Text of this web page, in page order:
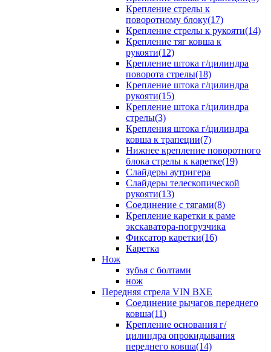
Крепление стрелы к
поворотному блоку(17)
Крепление стрелы к рукояти(14)
Крепление тяг ковша к
рукояти(12)
Крепление штока г/цилиндра
поворота стрелы(18)
Крепление штока г/цилиндра
рукояти(15)
Крепление штока г/цилиндра
стрелы(3)
Крепления штока г/цилиндра
ковша к трапеции(7)
Нижнее крепление поворотного
блока стрелы к каретке(19)
Слайдеры аутригера
Слайдеры телескопической
рукояти(13)
Соединение с тягами(8)
Крепление каретки к раме
экскаватора-погрузчика
Фиксатор каретки(16)
Каретка
Нож
зубья с болтами
нож
Передняя стрела VIN BXE
Cоединение рычагов переднего
ковша(11)
Крепление основания г/
цилиндра опрокидывания
переднего ковша(14)